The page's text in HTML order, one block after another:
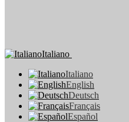
Italiano
Italiano
English
Deutsch
Français
Español